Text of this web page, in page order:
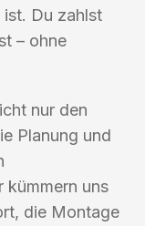
Du zahlst
– ohne
nur den
Planung und
kümmern uns
die Montage